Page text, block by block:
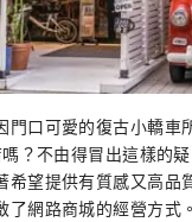
門口可愛的復古小轎車
？不由得冒出這樣的
希望提供有質感又高品
了網路商城的經營方式。